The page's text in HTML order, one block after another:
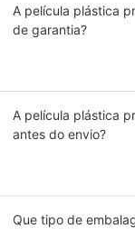
A película plástica
de garantia?
A película plástica
antes do envio?
Que tipo de